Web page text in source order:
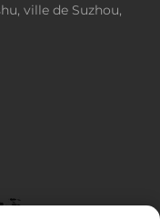
ville de Suzhou,